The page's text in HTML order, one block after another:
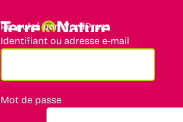
Propulsé par WordPress
Identifiant ou adresse e-mail
Mot de passe